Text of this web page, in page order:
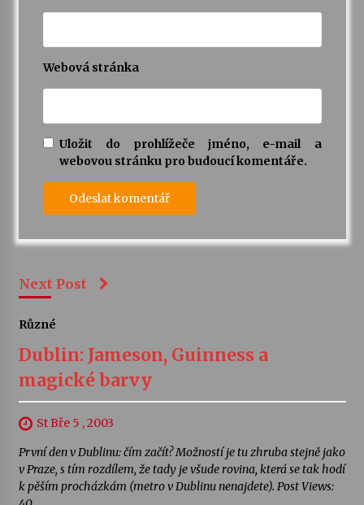
Webová stránka
Uložit do prohlížeče jméno, e-mail a
webovou stránku pro budoucí komentáře.
Next Post
Různé
Dublin: Jameson, Guinness a
magické barvy
St Bře 5 , 2003
První den v Dublinu: čím začít? Možností je tu zhruba stejně jako
v Praze, s tím rozdílem, že tady je všude rovina, která se tak hodí
k pěším procházkám (metro v Dublinu nenajdete). Post Views: